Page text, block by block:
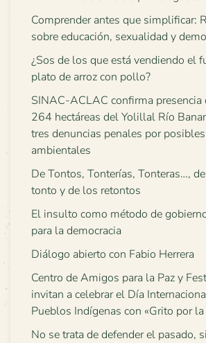
Comprender antes que simplificar:
sobre educación, sexualidad y
¿Sos de los que está vendiendo el
plato de arroz con pollo?
SINAC-ACLAC confirma presencia
264 hectáreas del Yolillal Río
tres denuncias penales por
ambientales
De Tontos, Tonterías, Tonteras…,
tonto y de los retontos
El insulto como método de
para la democracia
Diálogo abierto con Fabio Herrera
Centro de Amigos para la Paz y
invitan a celebrar el Día
Pueblos Indígenas con «Grito por la
No se trata de defender el pasado,